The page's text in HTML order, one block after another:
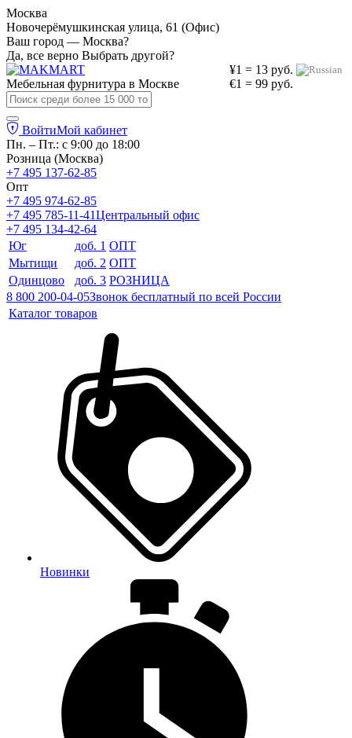
Москва
Новочерёмушкинская улица, 61 (Офис)
Ваш город — Москва?
Да, все верно Выбрать другой?
¥1 = 13 руб.
€1 = 99 руб.
Мебельная фурнитура в Москве
ВойтиМой кабинет
Пн. – Пт.: с 9:00 до 18:00
Розница (Москва)
+7 495 137-62-85
Опт
+7 495 974-62-85
+7 495 785-11-41Центральный офис
+7 495 134-42-64
Юг
доб. 1 ОПТ
Мытищи
доб. 2 ОПТ
Одинцово
доб. 3 РОЗНИЦА
8 800 200-04-05Звонок бесплатный по всей России
Каталог товаров
Новинки